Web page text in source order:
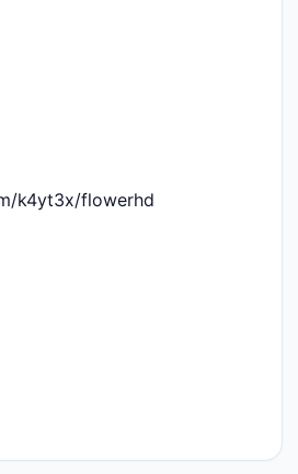
k4yt3x/flowerhd